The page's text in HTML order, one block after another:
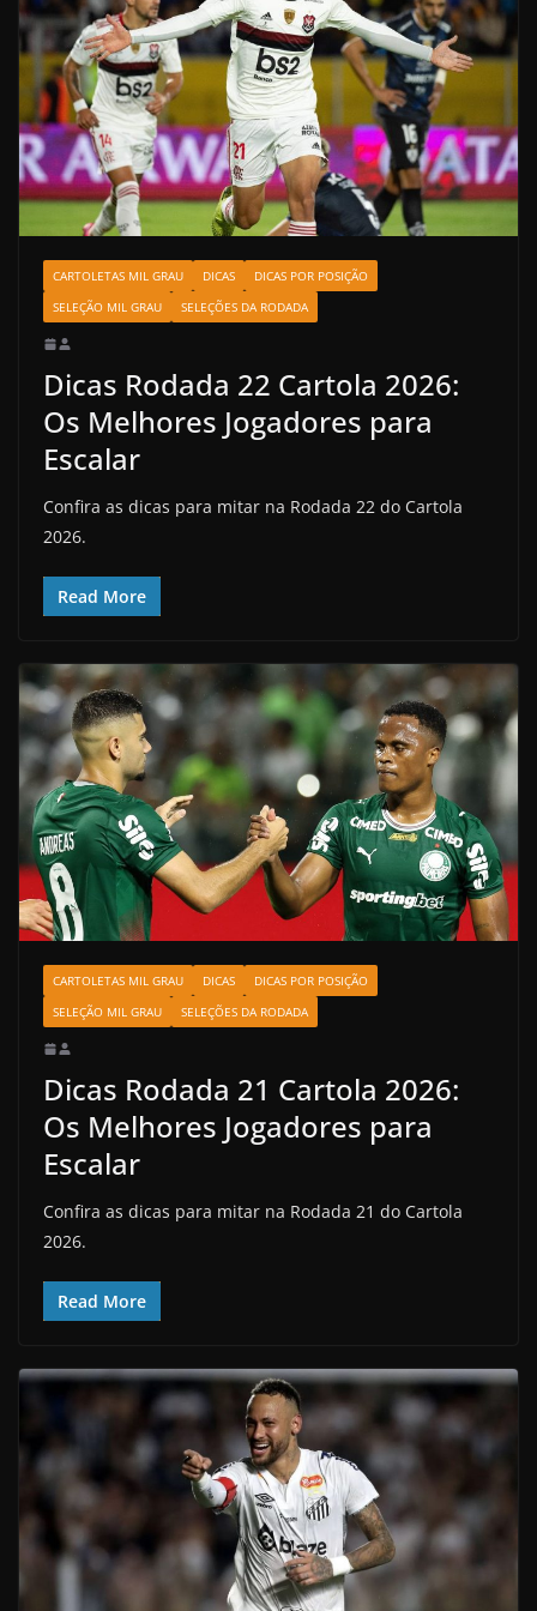
CARTOLETAS MIL GRAU DICAS
DICAS POR POSIÇÃO
SELEÇÃO MIL GRAU
SELEÇÕES DA RODADA
Dicas Rodada 22 Cartola 2026:
Os Melhores Jogadores para
Escalar
Confira as dicas para mitar na Rodada 22 do Cartola
2026.
Read More
CARTOLETAS MIL GRAU DICAS
DICAS POR POSIÇÃO
SELEÇÃO MIL GRAU
SELEÇÕES DA RODADA
Dicas Rodada 21 Cartola 2026:
Os Melhores Jogadores para
Escalar
Confira as dicas para mitar na Rodada 21 do Cartola
2026.
Read More